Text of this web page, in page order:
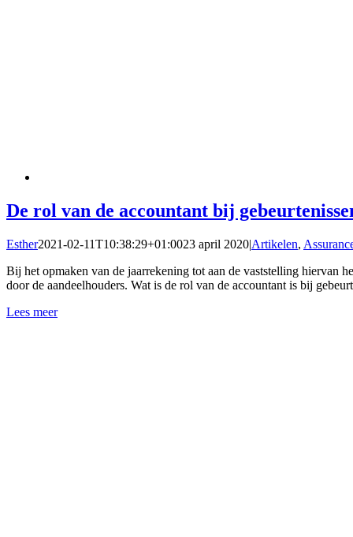
De rol van de accountant bij
Esther2021-02-11T10:38:29+01:0023 april 2020|Artikelen,
Bij het opmaken van de jaarrekening tot aan de vaststelling hiervan
door de aandeelhouders. Wat is de rol van de accountant is bij
Lees meer